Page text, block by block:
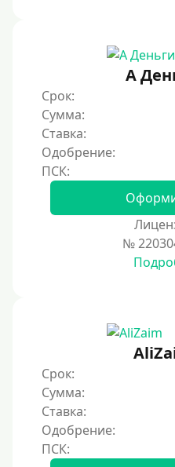
5 лет
Краткосрочные
Долгосрочные
Принятие решения
За час
Срочные
Моментальные онлайн
Экспресс
А
Срок:
Сумма:
Ставка:
Одобрение:
№
Срок:
Сумма:
Ставка:
Одобрение: